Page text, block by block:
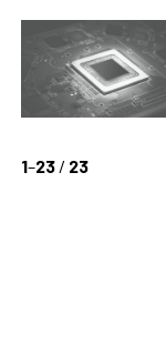
1–23/ 23